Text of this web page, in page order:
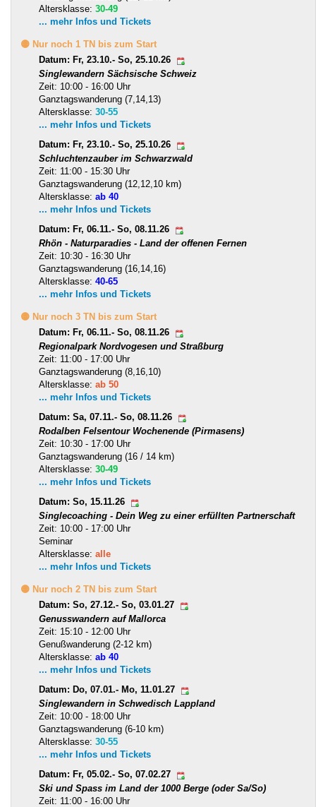
Altersklasse: 30-49
... mehr Infos und Tickets
🟡 Nur noch 1 TN bis zum Start
Datum: Fr, 23.10.- So, 25.10.26
Singlewandern Sächsische Schweiz
Zeit: 10:00 - 16:00 Uhr
Ganztagswanderung (7,14,13)
Altersklasse: 30-55
... mehr Infos und Tickets
Datum: Fr, 23.10.- So, 25.10.26
Schluchtenzauber im Schwarzwald
Zeit: 11:00 - 15:30 Uhr
Ganztagswanderung (12,12,10 km)
Altersklasse: ab 40
... mehr Infos und Tickets
Datum: Fr, 06.11.- So, 08.11.26
Rhön - Naturparadies - Land der offenen Fernen
Zeit: 10:30 - 16:30 Uhr
Ganztagswanderung (16,14,16)
Altersklasse: 40-65
... mehr Infos und Tickets
🟡 Nur noch 3 TN bis zum Start
Datum: Fr, 06.11.- So, 08.11.26
Regionalpark Nordvogesen und Straßburg
Zeit: 11:00 - 17:00 Uhr
Ganztagswanderung (8,16,10)
Altersklasse: ab 50
... mehr Infos und Tickets
Datum: Sa, 07.11.- So, 08.11.26
Rodalben Felsentour Wochenende (Pirmasens)
Zeit: 10:30 - 17:00 Uhr
Ganztagswanderung (16 / 14 km)
Altersklasse: 30-49
... mehr Infos und Tickets
Datum: So, 15.11.26
Singlecoaching - Dein Weg zu einer erfüllten Partnerschaft
Zeit: 10:00 - 17:00 Uhr
Seminar
Altersklasse: alle
... mehr Infos und Tickets
🟡 Nur noch 2 TN bis zum Start
Datum: So, 27.12.- So, 03.01.27
Genusswandern auf Mallorca
Zeit: 15:10 - 12:00 Uhr
Genußwanderung (2-12 km)
Altersklasse: ab 40
... mehr Infos und Tickets
Datum: Do, 07.01.- Mo, 11.01.27
Singlewandern in Schwedisch Lappland
Zeit: 10:00 - 18:00 Uhr
Ganztagswanderung (6-10 km)
Altersklasse: 30-55
... mehr Infos und Tickets
Datum: Fr, 05.02.- So, 07.02.27
Ski und Spass im Land der 1000 Berge (oder Sa/So)
Zeit: 11:00 - 16:00 Uhr